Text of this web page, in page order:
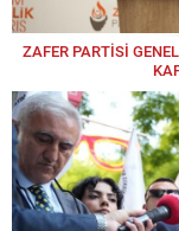
ZAFER PARTİSİ